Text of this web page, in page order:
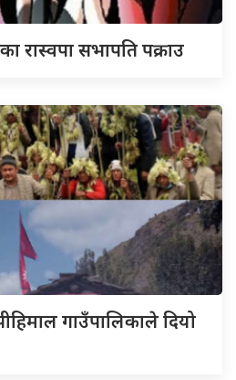
रास्वपा सभापति पक्राउ
गाउँपालिकाले दियो